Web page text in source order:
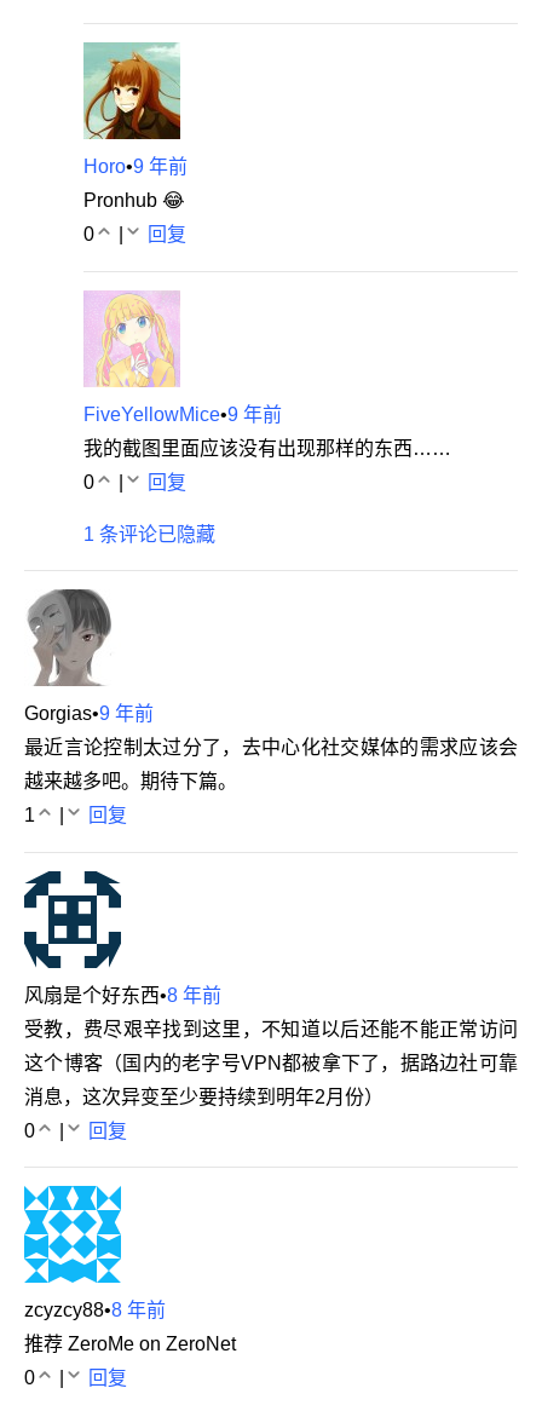
Horo•9 年前
Pronhub 😂
0
回复
FiveYellowMice•9 年前
我的截图里面应该没有出现那样的东西……
0
回复
1 条评论已隐藏
Gorgias•9 年前
最近言论控制太过分了，去中心化社交媒体的需求应该会
越来越多吧。期待下篇。
1
回复
风扇是个好东西•8 年前
受教，费尽艰辛找到这里，不知道以后还能不能正常访问
这个博客（国内的老字号VPN都被拿下了，据路边社可靠
消息，这次异变至少要持续到明年2月份）
0
回复
zcyzcy88•8 年前
推荐 ZeroMe on ZeroNet
0
回复